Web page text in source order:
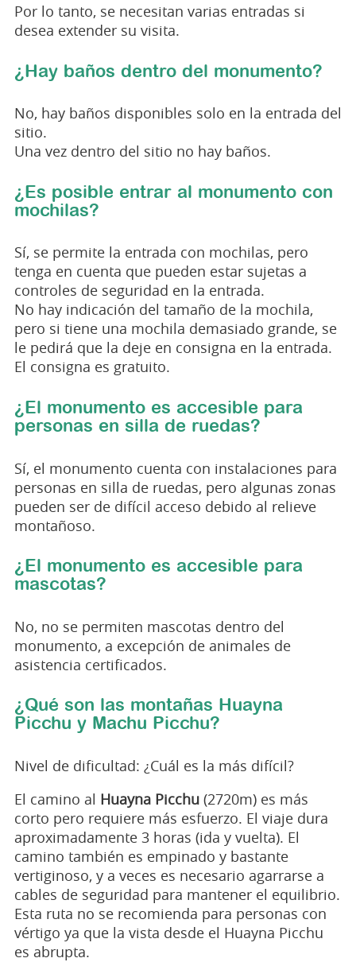
Por lo tanto, se necesitan varias entradas si
desea extender su visita.
¿Hay baños dentro del monumento?
No, hay baños disponibles solo en la entrada del
sitio.
Una vez dentro del sitio no hay baños.
¿Es posible entrar al monumento con
mochilas?
Sí, se permite la entrada con mochilas, pero
tenga en cuenta que pueden estar sujetas a
controles de seguridad en la entrada.
No hay indicación del tamaño de la mochila,
pero si tiene una mochila demasiado grande, se
le pedirá que la deje en consigna en la entrada.
El consigna es gratuito.
¿El monumento es accesible para
personas en silla de ruedas?
Sí, el monumento cuenta con instalaciones para
personas en silla de ruedas, pero algunas zonas
pueden ser de difícil acceso debido al relieve
montañoso.
¿El monumento es accesible para
mascotas?
No, no se permiten mascotas dentro del
monumento, a excepción de animales de
asistencia certificados.
¿Qué son las montañas Huayna
Picchu y Machu Picchu?
Nivel de dificultad: ¿Cuál es la más difícil?
El camino al Huayna Picchu(2720m) es más
corto pero requiere más esfuerzo. El viaje dura
aproximadamente 3 horas (ida y vuelta). El
camino también es empinado y bastante
vertiginoso, y a veces es necesario agarrarse a
cables de seguridad para mantener el equilibrio.
Esta ruta no se recomienda para personas con
vértigo ya que la vista desde el Huayna Picchu
es abrupta.